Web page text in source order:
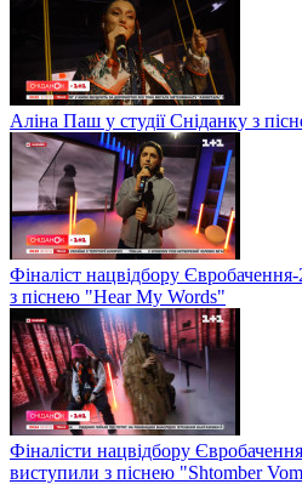
Аліна Паш у студії Сніданку з
Фіналіст нацвідбору
з піснею "Hear My Words"
Фіналісти нацвідбору
виступили з піснею "Shtomber